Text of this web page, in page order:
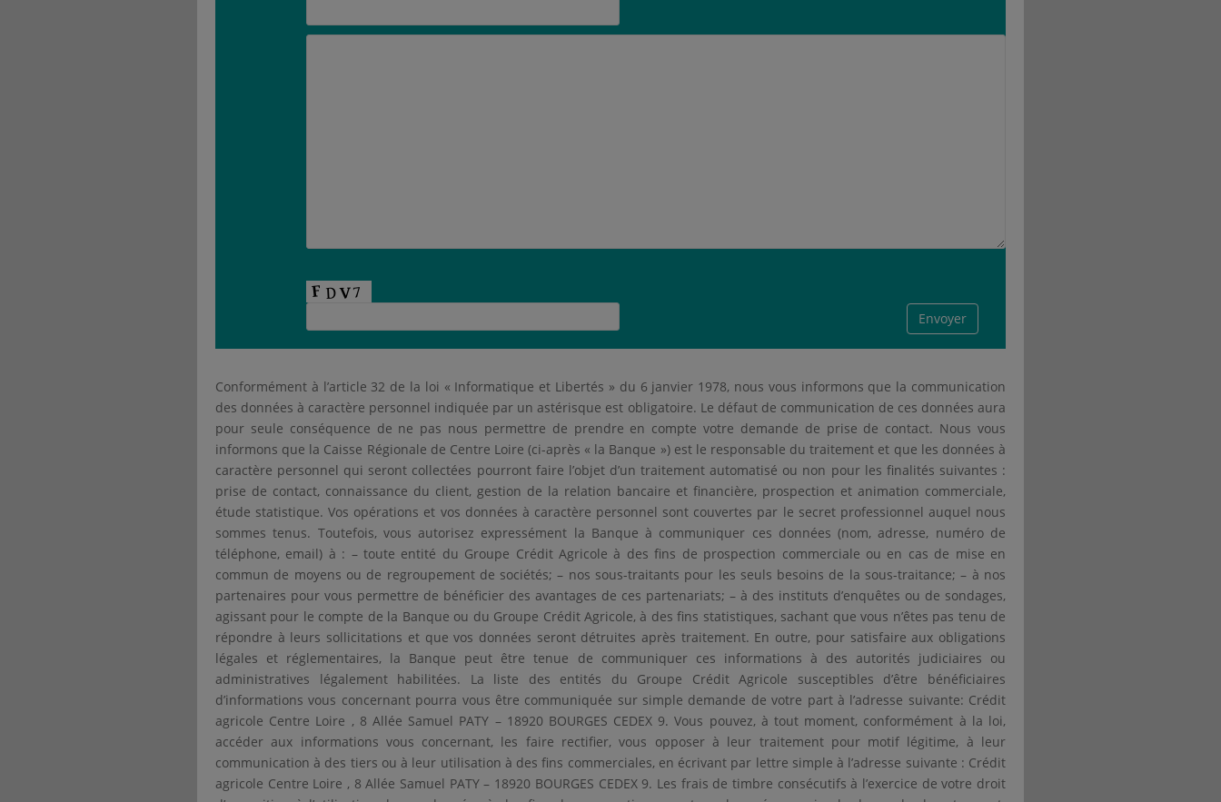
Conformément à l’article 32 de la loi « Informatique et Libertés » du 6 janvier 1978, nous vous informons que la communication
des données à caractère personnel indiquée par un astérisque est obligatoire. Le défaut de communication de ces données aura
pour seule conséquence de ne pas nous permettre de prendre en compte votre demande de prise de contact. Nous vous
informons que la Caisse Régionale de Centre Loire (ci-après « la Banque ») est le responsable du traitement et que les données à
caractère personnel qui seront collectées pourront faire l’objet d’un traitement automatisé ou non pour les finalités suivantes :
prise de contact, connaissance du client, gestion de la relation bancaire et financière, prospection et animation commerciale,
étude statistique. Vos opérations et vos données à caractère personnel sont couvertes par le secret professionnel auquel nous
sommes tenus. Toutefois, vous autorisez expressément la Banque à communiquer ces données (nom, adresse, numéro de
téléphone, email) à : – toute entité du Groupe Crédit Agricole à des fins de prospection commerciale ou en cas de mise en
commun de moyens ou de regroupement de sociétés; – nos sous-traitants pour les seuls besoins de la sous-traitance; – à nos
partenaires pour vous permettre de bénéficier des avantages de ces partenariats; – à des instituts d’enquêtes ou de sondages,
agissant pour le compte de la Banque ou du Groupe Crédit Agricole, à des fins statistiques, sachant que vous n’êtes pas tenu de
répondre à leurs sollicitations et que vos données seront détruites après traitement. En outre, pour satisfaire aux obligations
légales et réglementaires, la Banque peut être tenue de communiquer ces informations à des autorités judiciaires ou
administratives légalement habilitées. La liste des entités du Groupe Crédit Agricole susceptibles d’être bénéficiaires
d’informations vous concernant pourra vous être communiquée sur simple demande de votre part à l’adresse suivante: Crédit
agricole Centre Loire , 8 Allée Samuel PATY – 18920 BOURGES CEDEX 9. Vous pouvez, à tout moment, conformément à la loi,
accéder aux informations vous concernant, les faire rectifier, vous opposer à leur traitement pour motif légitime, à leur
communication à des tiers ou à leur utilisation à des fins commerciales, en écrivant par lettre simple à l’adresse suivante : Crédit
agricole Centre Loire , 8 Allée Samuel PATY – 18920 BOURGES CEDEX 9. Les frais de timbre consécutifs à l’exercice de votre droit